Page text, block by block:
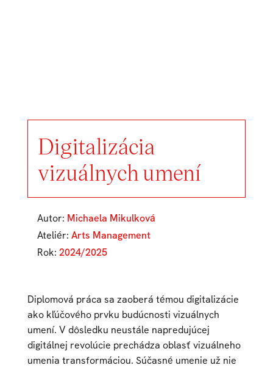
Digitalizácia
vizuálnych umení
Autor: Michaela Mikulková
Ateliér: Arts Management
Rok: 2024/2025
Diplomová práca sa zaoberá témou digitalizácie
ako kľúčového prvku budúcnosti vizuálnych
umení. V dôsledku neustále napredujúcej
digitálnej revolúcie prechádza oblasť vizuálneho
umenia transformáciou. Súčasné umenie už nie